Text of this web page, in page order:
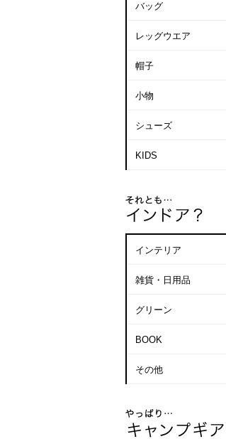
バッグ
レッグウエア
帽子
小物
シューズ
KIDS
インテリア
雑貨・日用品
グリーン
BOOK
その他